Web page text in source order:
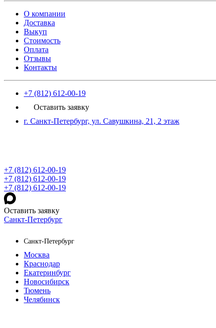
О компании
Доставка
Выкуп
Стоимость
Оплата
Отзывы
Контакты
+7 (812) 612-00-19
Оставить заявку
г. Санкт-Петербург, ул. Савушкина, 21, 2 этаж
+7 (812) 612-00-19
+7 (812) 612-00-19
+7 (812) 612-00-19
Оставить заявку
Санкт-Петербург
Санкт-Петербург
Москва
Краснодар
Екатеринбург
Новосибирск
Тюмень
Челябинск